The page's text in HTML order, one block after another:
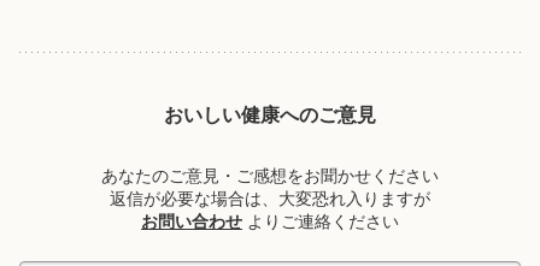
おいしい健康へのご意見
あなたのご意見・ご感想をお聞かせください
返信が必要な場合は、大変恐れ入りますが
お問い合わせ よりご連絡ください